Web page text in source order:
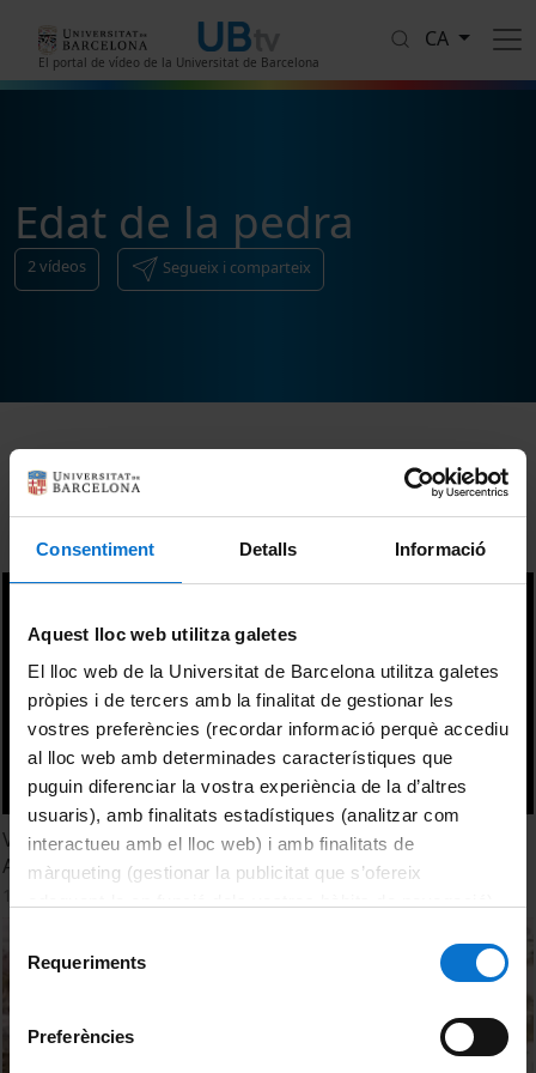
Consentiment Detalls Informació
Aquest lloc web utilitza galetes
El lloc web de la Universitat de Barcelona utilitza galetes
pròpies i de tercers amb la finalitat de gestionar les
vostres preferències (recordar informació perquè accediu
al lloc web amb determinades característiques que
puguin diferenciar la vostra experiència de la d’altres
usuaris), amb finalitats estadístiques (analitzar com
interactueu amb el lloc web) i amb finalitats de
màrqueting (gestionar la publicitat que s’ofereix
consultar laPolítica de galetes del lloc web de la
Requeriments
Preferències
El portal de vídeo de la Universitat de Barcelona
CA
Edat de la pedra
2vídeos Segueix i comparteix
Ordenar
Variability in Middle Stone Age core reduction in Southern
Africa. Peter Hiscock